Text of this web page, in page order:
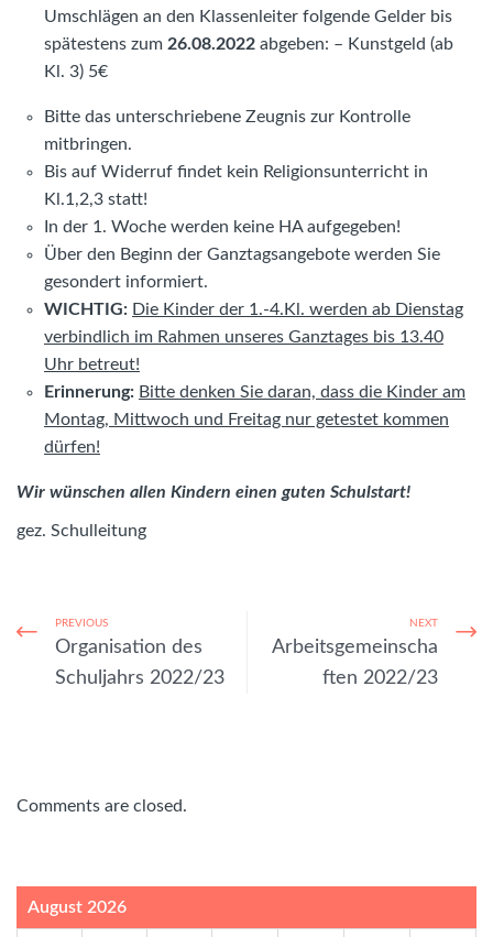
Umschlägen an den Klassenleiter folgende Gelder bis
spätestens zum 26.08.2022 abgeben: – Kunstgeld (ab
Kl. 3) 5€
Bitte das unterschriebene Zeugnis zur Kontrolle
mitbringen.
Bis auf Widerruf findet kein Religionsunterricht in
Kl.1,2,3 statt!
In der 1. Woche werden keine HA aufgegeben!
Über den Beginn der Ganztagsangebote werden Sie
gesondert informiert.
WICHTIG: Die Kinder der 1.-4.Kl. werden ab Dienstag
verbindlich im Rahmen unseres Ganztages bis 13.40
Uhr betreut!
Erinnerung: Bitte denken Sie daran, dass die Kinder am
Montag, Mittwoch und Freitag nur getestet kommen
dürfen!
Wir wünschen allen Kindern einen guten Schulstart!
gez. Schulleitung
PREVIOUS
Organisation des
Schuljahrs 2022/23
NEXT
Arbeitsgemeinscha
ften 2022/23
Comments are closed.
August 2026